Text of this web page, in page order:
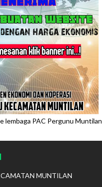
lembaga PAC Pergunu Muntilan
MUNTILAN